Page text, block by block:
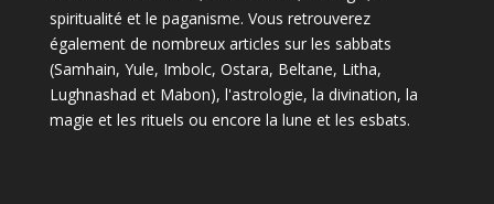
spiritualité et le paganisme. Vous retrouverez
également de nombreux articles sur les sabbats
(Samhain, Yule, Imbolc, Ostara, Beltane, Litha,
Lughnashad et Mabon), l'astrologie, la divination, la
magie et les rituels ou encore la lune et les esbats.